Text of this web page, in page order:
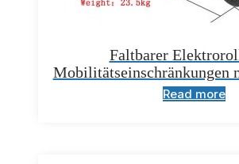
Faltbarer
Mobilitätseinschränkungen
Read more